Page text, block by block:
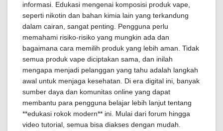
informasi. Edukasi mengenai komposisi produk vape,
seperti nikotin dan bahan kimia lain yang terkandung
dalam cairan, sangat penting. Pengguna perlu
memahami risiko-risiko yang mungkin ada dan
bagaimana cara memilih produk yang lebih aman. Tidak
semua produk vape diciptakan sama, dan inilah
mengapa menjadi pelanggan yang tahu adalah langkah
awal untuk menjaga kesehatan. Di era digital ini, banyak
sumber daya dan komunitas online yang dapat
membantu para pengguna belajar lebih lanjut tentang
**edukasi rokok modern** ini. Mulai dari forum hingga
video tutorial, semua bisa diakses dengan mudah.